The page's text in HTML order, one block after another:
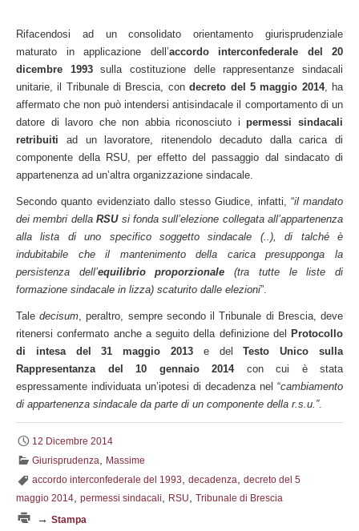
Rifacendosi ad un consolidato orientamento giurisprudenziale
maturato in applicazione dell’accordo interconfederale del 20
dicembre 1993sulla costituzione delle rappresentanze sindacali
unitarie, il Tribunale di Brescia, condecreto del 5 maggio 2014, ha
affermato che non può intendersi antisindacale il comportamento di un
datore di lavoro che non abbia riconosciuto ipermessi sindacali
retribuiti ad un lavoratore, ritenendolo decaduto dalla carica di
componente della RSU, per effetto del passaggio dal sindacato di
appartenenza ad un’altra organizzazione sindacale.
Secondo quanto evidenziato dallo stesso Giudice, infatti, “il mandato
dei membri dellaRSUsi fonda sull’elezione collegata all’appartenenza
alla lista di uno specifico soggetto sindacale (..), di talché è
indubitabile che il mantenimento della carica presupponga la
persistenza dell’equilibrio proporzionale (tra tutte le liste di
formazione sindacale in lizza) scaturito dalle elezioni”.
Taledecisum, peraltro, sempre secondo il Tribunale di Brescia, deve
ritenersi confermato anche a seguito della definizione del
Protocollo
di intesa del 31 maggio 2013 e delTesto Unico sulla
Rappresentanza del 10 gennaio 2014con cui è stata
espressamente individuata un’ipotesi di decadenza nel “cambiamento
di appartenenza sindacale da parte di un componente della r.s.u.”.
12 Dicembre 2014
Giurisprudenza
Massime
accordo interconfederale del 1993
decadenza decreto del 5
maggio 2014 permessi sindacali RSU Tribunale di Brescia
→ Stampa